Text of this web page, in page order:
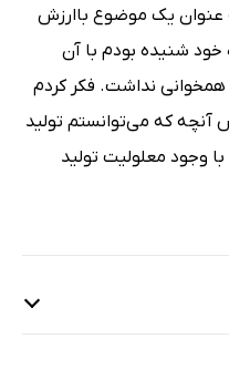
عنوان یک موضوع باارزش
خود شنیده بودم با آن
نداشت. فکر کردم
آنچه که می‌توانستم تولید
وجود معلولیت تولید